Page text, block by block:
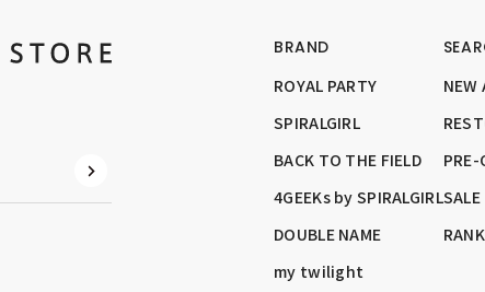
BRAND
ROYAL PARTY
SPIRALGIRL
BACK TO THE FIELD
4GEEKs by SPIRALGIRL
DOUBLE NAME
my twilight
NEW
PRE-
SALE